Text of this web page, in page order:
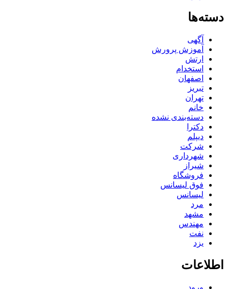
دسته‌ها
آگهی
آموزش پرورش
ارتش
استخدام
اصفهان
تبریز
تهران
خانم
دسته‌بندی نشده
دکترا
دیپلم
شرکت
شهرداری
شیراز
فروشگاه
فوق لیسانس
لیسانس
مرد
مشهد
مهندس
نفت
یزد
اطلاعات
ورود